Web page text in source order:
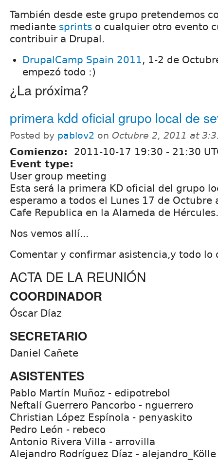
También desde este grupo pretendemos
mediante sprints o cualquier otro evento
contribuir a Drupal.
DrupalCamp Spain 2011, 1-2 de
empezó todo :)
¿La próxima?
primera kdd oficial grupo local de
Posted by pablov2 on Octubre 2, 2011 at
Comienzo: 2011-10-17 19:30 - 21:30
Event type:
User group meeting
Esta será la primera KD oficial del grupo
esperamo a todos el Lunes 17 de Octubre
Cafe Republica en la Alameda de Hércules.
Nos vemos allí...
Comentar y confirmar asistencia,y todo lo
ACTA DE LA REUNIÓN
COORDINADOR
Óscar Díaz
SECRETARIO
Daniel Cañete
ASISTENTES
Pablo Martín Muñoz - edipotrebol
Neftalí Guerrero Pancorbo - nguerrero
Christian López Espínola - penyaskito
Pedro León - rebeco
Antonio Rivera Villa - arrovilla
Alejandro Rodríguez Díaz - alejandro_Kölle